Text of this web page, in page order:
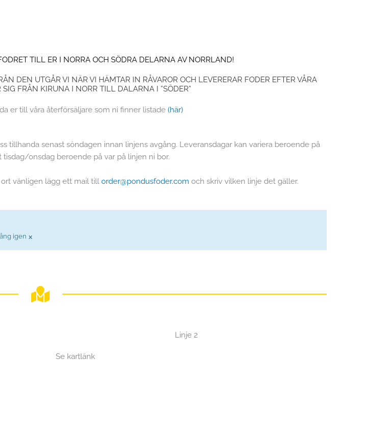
TILL ER I NORRA OCH SÖDRA DELARNA AV NORRLAND!
DEN UTGÅR VI NÄR VI HÄMTAR IN RÅVAROR OCH LEVERERAR FODER EFTER VÅRA
FRÅN KIRUNA I NORR TILL DALARNA I ”SÖDER”
er till våra återförsäljare som ni finner listade (här)
tillhanda senast söndagen innan linjens avgång. Leveransdagar kan variera beroende på
onsdag beroende på var på linjen ni bor.
vänligen lägg ett mail till order@pondusfoder.com och skriv vilken linje det gäller.
igen ×
Linje 2
Se kartlänk